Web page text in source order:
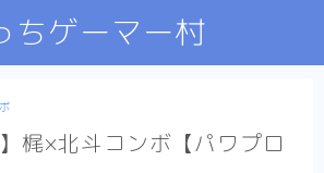
ちゲーマー村
梶×北斗コンボ【パワプロ